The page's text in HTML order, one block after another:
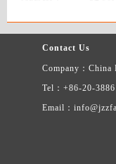
Contact Us
Company：China
Tel：+86-20-
Email：